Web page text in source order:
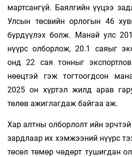
мартсангүй. Баялгийн үүцээ
Улсын төсвийн орлогын 46
бүрдүүлэх болж. Манай улс
нүүрс олборлож, 20.1 саяыг
онд 22 сая тонныг
нөөцтэй гэж тогтоогдсон
2025 он хүртэл жилд арав
төлөв ажиглагдаж байгаа аж.
Хар алтны олборлолт ийн
зардлаар их хэмжээний нүүрс
төсөл төмөр чөдөрт тушигдан